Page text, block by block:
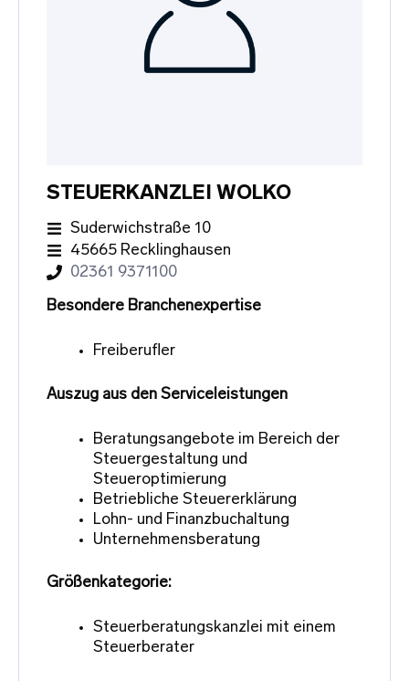
STEUERKANZLEI WOLKO
Suderwichstraße 10
45665 Recklinghausen
02361 9371100
Besondere Branchenexpertise
Freiberufler
Auszug aus den Serviceleistungen
Beratungsangebote im Bereich der
Steuergestaltung und
Steueroptimierung
Betriebliche Steuererklärung
Lohn- und Finanzbuchaltung
Unternehmensberatung
Größenkategorie:
Steuerberatungskanzlei mit einem
Steuerberater